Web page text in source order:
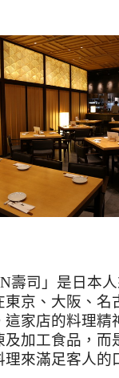
壽司」是日本
東京、大阪、名
這家店的料理精
及加工食品，而
來滿足客人的